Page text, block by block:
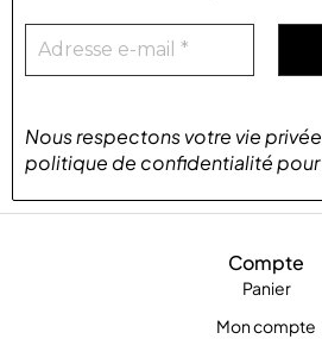
Compte
Panier
Mon compte
Nous respectons votre vie privée
politique de confidentialitépour